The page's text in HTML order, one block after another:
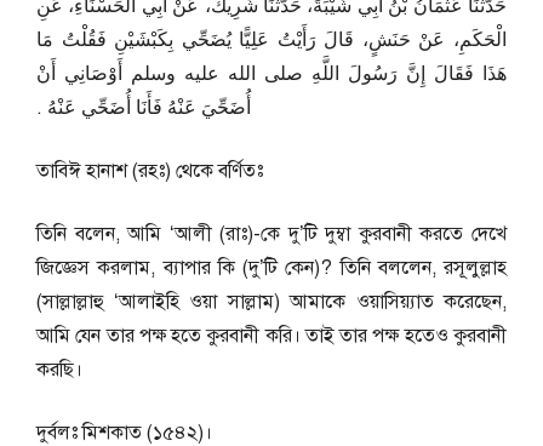
حَدَّثَنَا عُثْمَانُ بْنُ أَبِي شَيْبَةَ، حَدَّثَنَا شَرِيكٌ، عَنْ أَبِي الْحَسْنَاءِ، عَنِ
الْحَكَمِ، عَنْ حَنَشٍ، قَالَ رَأَيْتُ عَلِيًّا يُضَحِّي بِكَبْشَيْنِ فَقُلْتُ مَا
هَذَا فَقَالَ إِنَّ رَسُولَ اللَّهِ صلى الله عليه وسلم أَوْصَانِي أَنْ
أُضَحِّيَ عَنْهُ فَأَنَا أُضَحِّي عَنْهُ ‏.‏
তাবিঈ হানাশ (রহঃ) থেকে বর্ণিতঃ
তিনি বলেন, আমি ‘আলী (রাঃ)-কে দু’টি দুম্বা কুরবানী করতে দেখে
জিজ্ঞেস করলাম, ব্যাপার কি (দু’টি কেন)? তিনি বললেন, রসূলুল্লাহ
(সাল্লাল্লাহু ‘আলাইহি ওয়া সাল্লাম) আমাকে ওয়াসিয়্যাত করেছেন,
আমি যেন তার পক্ষ হতে কুরবানী করি। তাই তার পক্ষ হতেও কুরবানী
করছি।
দুর্বলঃ মিশকাত (১৫৪২)।